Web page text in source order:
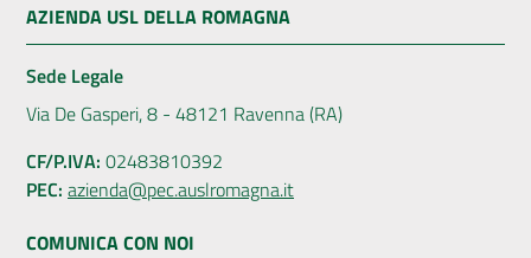
AZIENDA USL DELLA ROMAGNA
Sede Legale
Via De Gasperi, 8 - 48121 Ravenna (RA)
CF/P.IVA: 02483810392
PEC: azienda@pec.auslromagna.it
COMUNICA CON NOI